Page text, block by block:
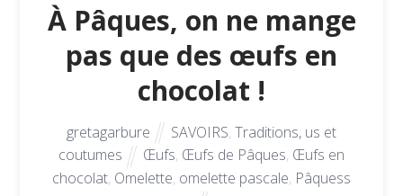
À Pâques, on ne mange
pas que des œufs en
chocolat !
gretagarbure SAVOIRS, Traditions, us et
coutumes
Œufs, Œufs de Pâques, Œufs en
chocolat, Omelette, omelette pascale, Pâquess